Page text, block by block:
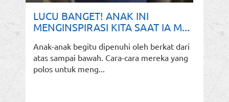
LUCU BANGET! ANAK INI
MENGINSPIRASI KITA SAAT IA M...
Anak-anak begitu dipenuhi oleh berkat dari
atas sampai bawah. Cara-cara mereka yang
polos untuk meng...